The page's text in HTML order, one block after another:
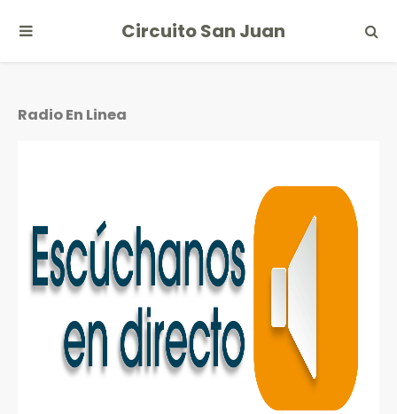
Circuito San Juan
Radio En Linea